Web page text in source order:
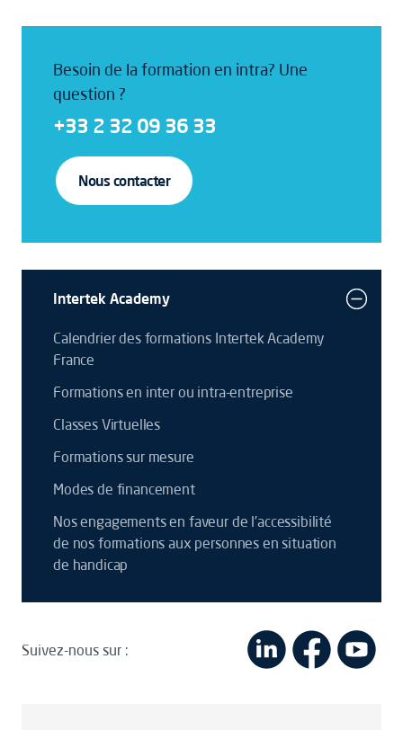
Besoin de la formation en intra? Une
question ?
+33 2 32 09 36 33
Nous contacter
Intertek Academy
Calendrier des formations Intertek Academy
France
Formations en inter ou intra-entreprise
Classes Virtuelles
Formations sur mesure
Modes de financement
Nos engagements en faveur de l’accessibilité
de nos formations aux personnes en situation
de handicap
Suivez-nous sur :